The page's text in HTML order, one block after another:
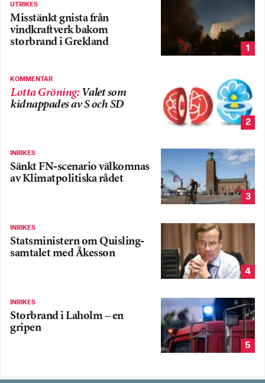
UTRIKES
Misstänkt gnista från
vindkraftverk bakom
storbrand i Grekland
1
KOMMENTAR
Lotta Gröning: Valet som
kidnappades av S och SD
2
INRIKES
Sänkt FN-scenario välkomnas
av Klimatpolitiska rådet
3
INRIKES
Statsministern om Quisling-
samtalet med Åkesson
4
INRIKES
Storbrand i Laholm – en
gripen
5